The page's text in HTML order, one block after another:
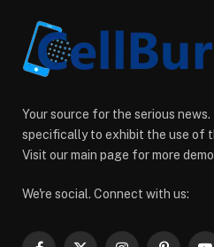
Your source for the serious
specifically to exhibit the use of
Visit our main page for more
We're social. Connect with us: